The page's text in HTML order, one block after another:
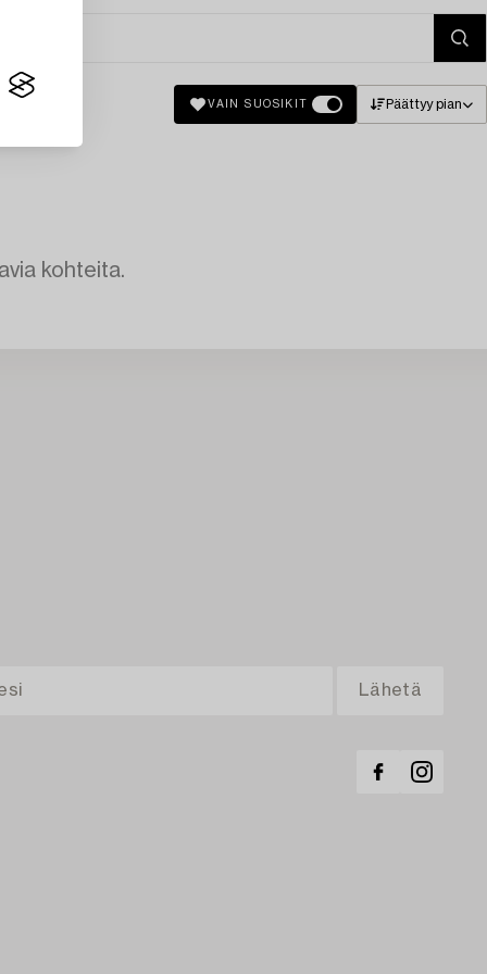
VAIN SUOSIKIT Päättyy pian
kohteita.